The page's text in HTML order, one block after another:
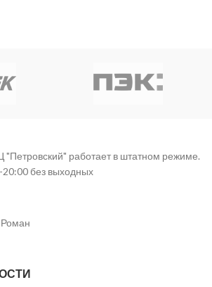
работает в штатном режиме.
без выходных